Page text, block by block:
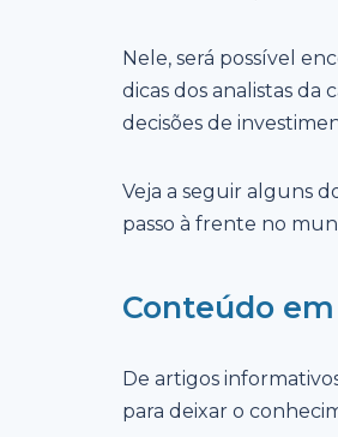
Nele, será possível
dicas dos analistas da
decisões de
Veja a seguir alguns
passo à frente no
Conteúdo
De artigos
para deixar o